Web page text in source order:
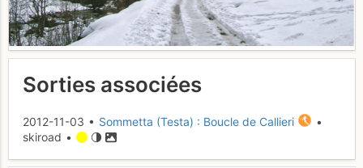
Sorties associées
2012-11-03 • Sommetta (Testa) : Boucle de Callieri
•
skiroad •